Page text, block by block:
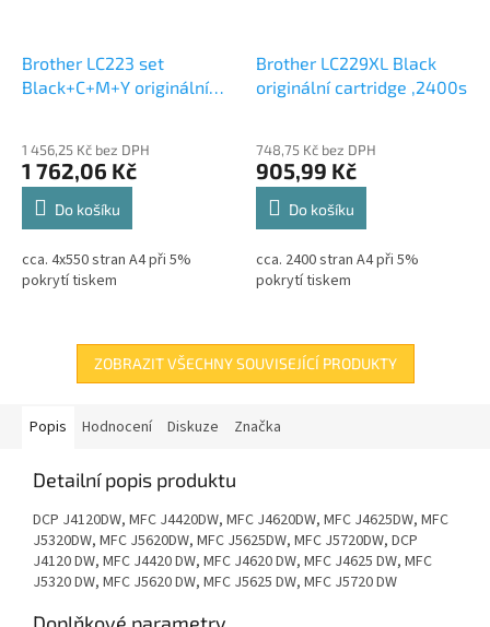
Brother LC223 set
Black+C+M+Y originální
1 456,25 Kč bez DPH
1 762,06 Kč
Do košíku
cca. 4x550 stran A4 při 5%
pokrytí tiskem
Brother LC229XL Black
originální cartridge ,2400s
748,75 Kč bez DPH
905,99 Kč
Do košíku
cca. 2400 stran A4 při 5%
pokrytí tiskem
ZOBRAZIT VŠECHNY SOUVISEJÍCÍ PRODUKTY
Popis Hodnocení Diskuze Značka
Detailní popis produktu
DCP J4120DW, MFC J4420DW, MFC J4620DW, MFC J4625DW, MFC
J5320DW, MFC J5620DW, MFC J5625DW, MFC J5720DW, DCP
J4120 DW, MFC J4420 DW, MFC J4620 DW, MFC J4625 DW, MFC
J5320 DW, MFC J5620 DW, MFC J5625 DW, MFC J5720 DW